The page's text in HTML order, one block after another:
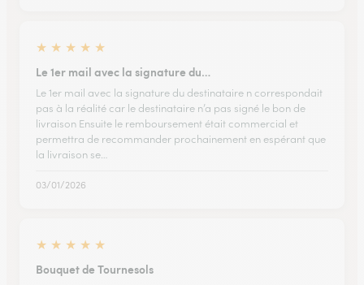
★ ★ ★ ★ ★
Le 1er mail avec la signature du…
Le 1er mail avec la signature du destinataire n correspondait
pas à la réalité car le destinataire n’a pas signé le bon de
livraison Ensuite le remboursement était commercial et
permettra de recommander prochainement en espérant que
la livraison se…
03/01/2026
★ ★ ★ ★ ★
Bouquet de Tournesols